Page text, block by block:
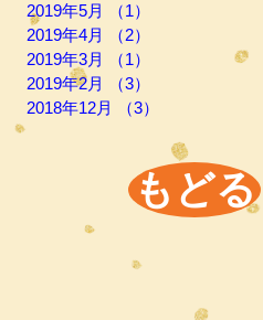
2019年5月
（1）
2019年4月
（2）
2019年3月
（1）
2019年2月
（3）
2018年12月
（3）
もどる